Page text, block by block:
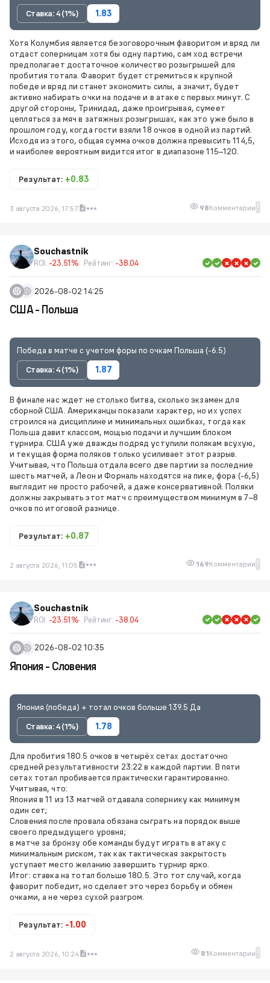
Ставка: 4 (1%)
1.83
Хотя Колумбия является безоговорочным фаворитом и вряд ли
отдаст соперницам хотя бы одну партию, сам ход встречи
предполагает достаточное количество розыгрышей для
пробития тотала. Фаворит будет стремиться к крупной
победе и вряд ли станет экономить силы, а значит, будет
активно набирать очки на подаче и в атаке с первых минут. С
другой стороны, Тринидад, даже проигрывая, сумеет
цепляться за мяч в затяжных розыгрышах, как это уже было в
прошлом году, когда гости взяли 18 очков в одной из партий.
Исходя из этого, общая сумма очков должна превысить 114,5,
и наиболее вероятным видится итог в диапазоне 115–120.
Результат: +0.83
3 августа 2026, 17:57 98Комментарии 1
Souchastnik
ROI: -23.51% Рейтинг: -38.04
2026-08-02 14:25
США - Польша
Победа в матче с учетом форы по очкам Польша (-6.5)
Ставка: 4 (1%)
1.87
В финале нас ждет не столько битва, сколько экзамен для
сборной США. Американцы показали характер, но их успех
строился на дисциплине и минимальных ошибках, тогда как
Польша давит классом, мощью подачи и лучшим блоком
турнира. США уже дважды подряд уступили полякам всухую,
и текущая форма поляков только усиливает этот разрыв.
Учитывая, что Польша отдала всего две партии за последние
шесть матчей, а Леон и Форналь находятся на пике, фора (-6,5)
выглядит не просто рабочей, а даже консервативной. Поляки
должны закрывать этот матч с преимуществом минимум в 7–8
очков по итоговой разнице.
Результат: +0.87
2 августа 2026, 11:05 169Комментарии 1
Souchastnik
ROI: -23.51% Рейтинг: -38.04
2026-08-02 10:35
Япония - Словения
Япония (победа) + тотал очков больше 139.5 Да
Ставка: 4 (1%)
1.78
Для пробития 180.5 очков в четырёх сетах достаточно
средней результативности 23:22 в каждой партии. В пяти
сетах тотал пробивается практически гарантированно.
Учитывая, что:
Япония в 11 из 13 матчей отдавала сопернику как минимум
один сет;
Словения после провала обязана сыграть на порядок выше
своего предыдущего уровня;
в матче за бронзу обе команды будут играть в атаку с
минимальным риском, так как тактическая закрытость
уступает место желанию завершить турнир ярко.
Итог: ставка на тотал больше 180.5. Это тот случай, когда
фаворит победит, но сделает это через борьбу и обмен
очками, а не через сухой разгром.
Результат: -1.00
2 августа 2026, 10:24 81Комментарии 1